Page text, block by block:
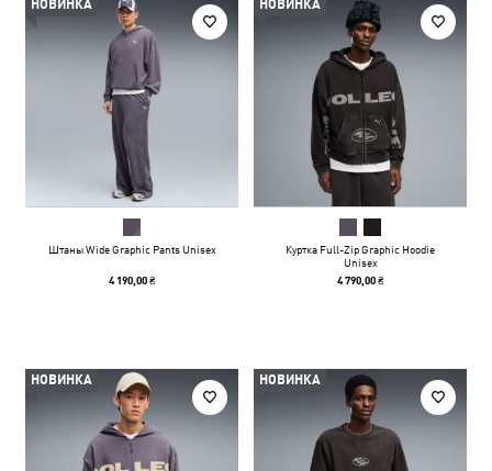
НОВИНКА
Штаны Wide Graphic Pants Unisex
4 190,00 ₴
НОВИНКА
Куртка Full-Zip Graphic Hoodie
Unisex
4 790,00 ₴
НОВИНКА НОВИНКА